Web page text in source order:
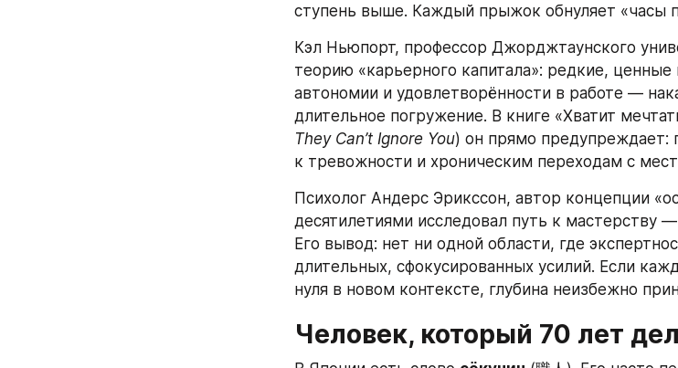
ступень выше. Каждый прыжок обнуляет «часы
Кэл Ньюпорт, профессор Джорджтаунского
теорию «карьерного капитала»: редкие,
автономии и удовлетворённости в работе —
длительное погружение. В книге «Хватит
They Can’t Ignore You) он прямо предупреждает:
к тревожности и хроническим переходам с
Психолог Андерс Эрикссон, автор концепции
десятилетиями исследовал путь к мастерству
Его вывод: нет ни одной области, где
длительных, сфокусированных усилий. Если
нуля в новом контексте, глубина неизбежно
Человек, который 70 лет